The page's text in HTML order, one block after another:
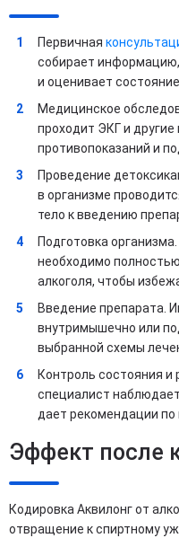
Первичная
собирает
и оценивает состояние.
Медицинское
проходит ЭКГ и
противопоказаний и
Проведение
в организме
тело к введению
Подготовка
необходимо
алкоголя, чтобы
Введение препарата.
внутримышечно или
выбранной схемы
Контроль состояния
специалист
дает рекомендации
Эффект после
Кодировка Аквилонг от
отвращение к спиртному